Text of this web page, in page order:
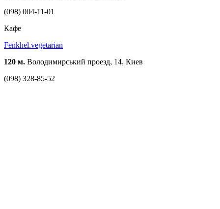
(098) 004-11-01
Кафе
Fenkhel.vegetarian
120 м. Володимирський проезд, 14, Киев
(098) 328-85-52